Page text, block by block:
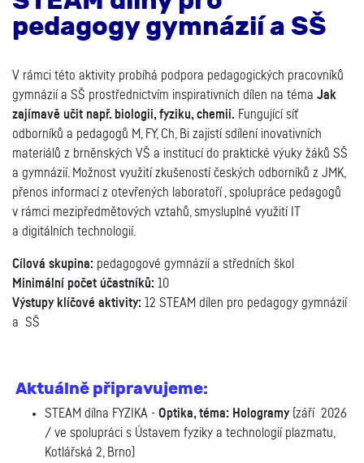
pedagogy gymnázií a SŠ
V rámci této aktivity probíhá podpora pedagogických pracovníků
gymnázií a SŠ prostřednictvím inspirativních dílen na téma Jak
zajímavě učit např. biologii, fyziku, chemii. Fungující síť
odborníků a pedagogů M, FY, Ch, Bi zajistí sdílení inovativních
materiálů z brněnských VŠ a institucí do praktické výuky žáků SŠ
a gymnázií. Možnost využití zkušeností českých odborníků z JMK,
přenos informací z otevřených laboratoří , spolupráce pedagogů
v rámci mezipředmětových vztahů, smysluplné využití IT
a digitálních technologií.
Cílová skupina: pedagogové gymnázií a středních škol
Minimální počet účastníků: 10
Výstupy klíčové aktivity: 12 STEAM dílen pro pedagogy gymnázií
a SŠ
Aktuálně připravujeme:
STEAM dílna FYZIKA - Optika, téma: Hologramy(září 2026
/ ve spolupráci s Ústavem fyziky a technologií plazmatu,
Kotlářská 2, Brno)